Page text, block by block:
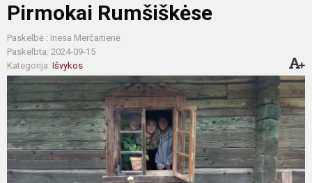
Pirmokai Rumšiškėse
Paskelbė : Inesa Merčaitienė
Paskelbta: 2024-09-15
Kategorija: Išvykos